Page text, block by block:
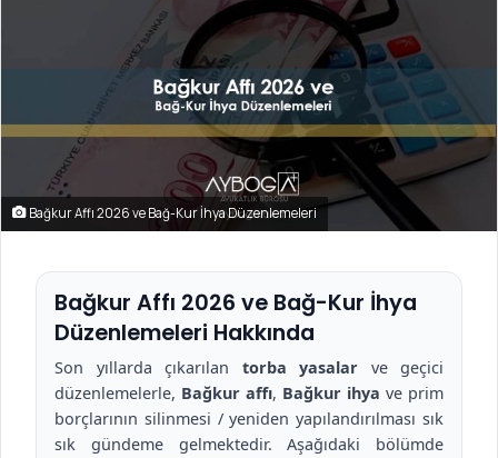
Bağkur Affı 2026 ve Bağ-Kur İhya Düzenlemeleri
Bağkur Affı 2026 ve Bağ-Kur İhya
Düzenlemeleri Hakkında
Son yıllarda çıkarılan torba yasalar ve geçici
düzenlemelerle, Bağkur affı, Bağkur ihya ve prim
borçlarının silinmesi / yeniden yapılandırılması sık
sık gündeme gelmektedir. Aşağıdaki bölümde